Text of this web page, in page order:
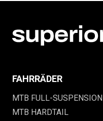
FAHRRÄDER
MTB FULL-SUSPENSION
MTB HARDTAIL